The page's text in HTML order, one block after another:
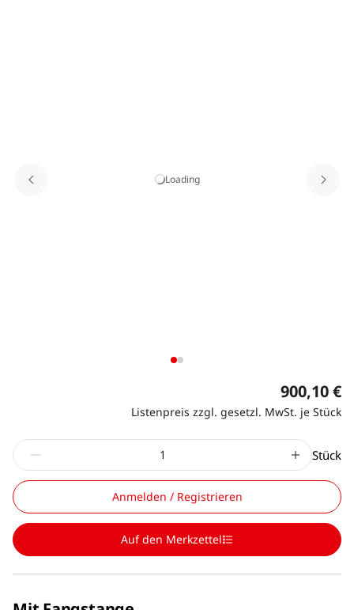
Loading
900,10 €
Listenpreis zzgl. gesetzl. MwSt. je Stück
Stück
Anmelden / Registrieren
Auf den Merkzettel